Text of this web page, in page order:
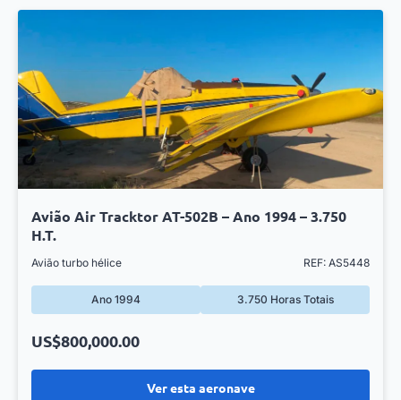
Avião Air Tracktor AT-502B – Ano 1994 – 3.750
H.T.
Avião turbo hélice REF: AS5448
Ano 1994 3.750 Horas Totais
Ver esta aeronave
US$800,000.00